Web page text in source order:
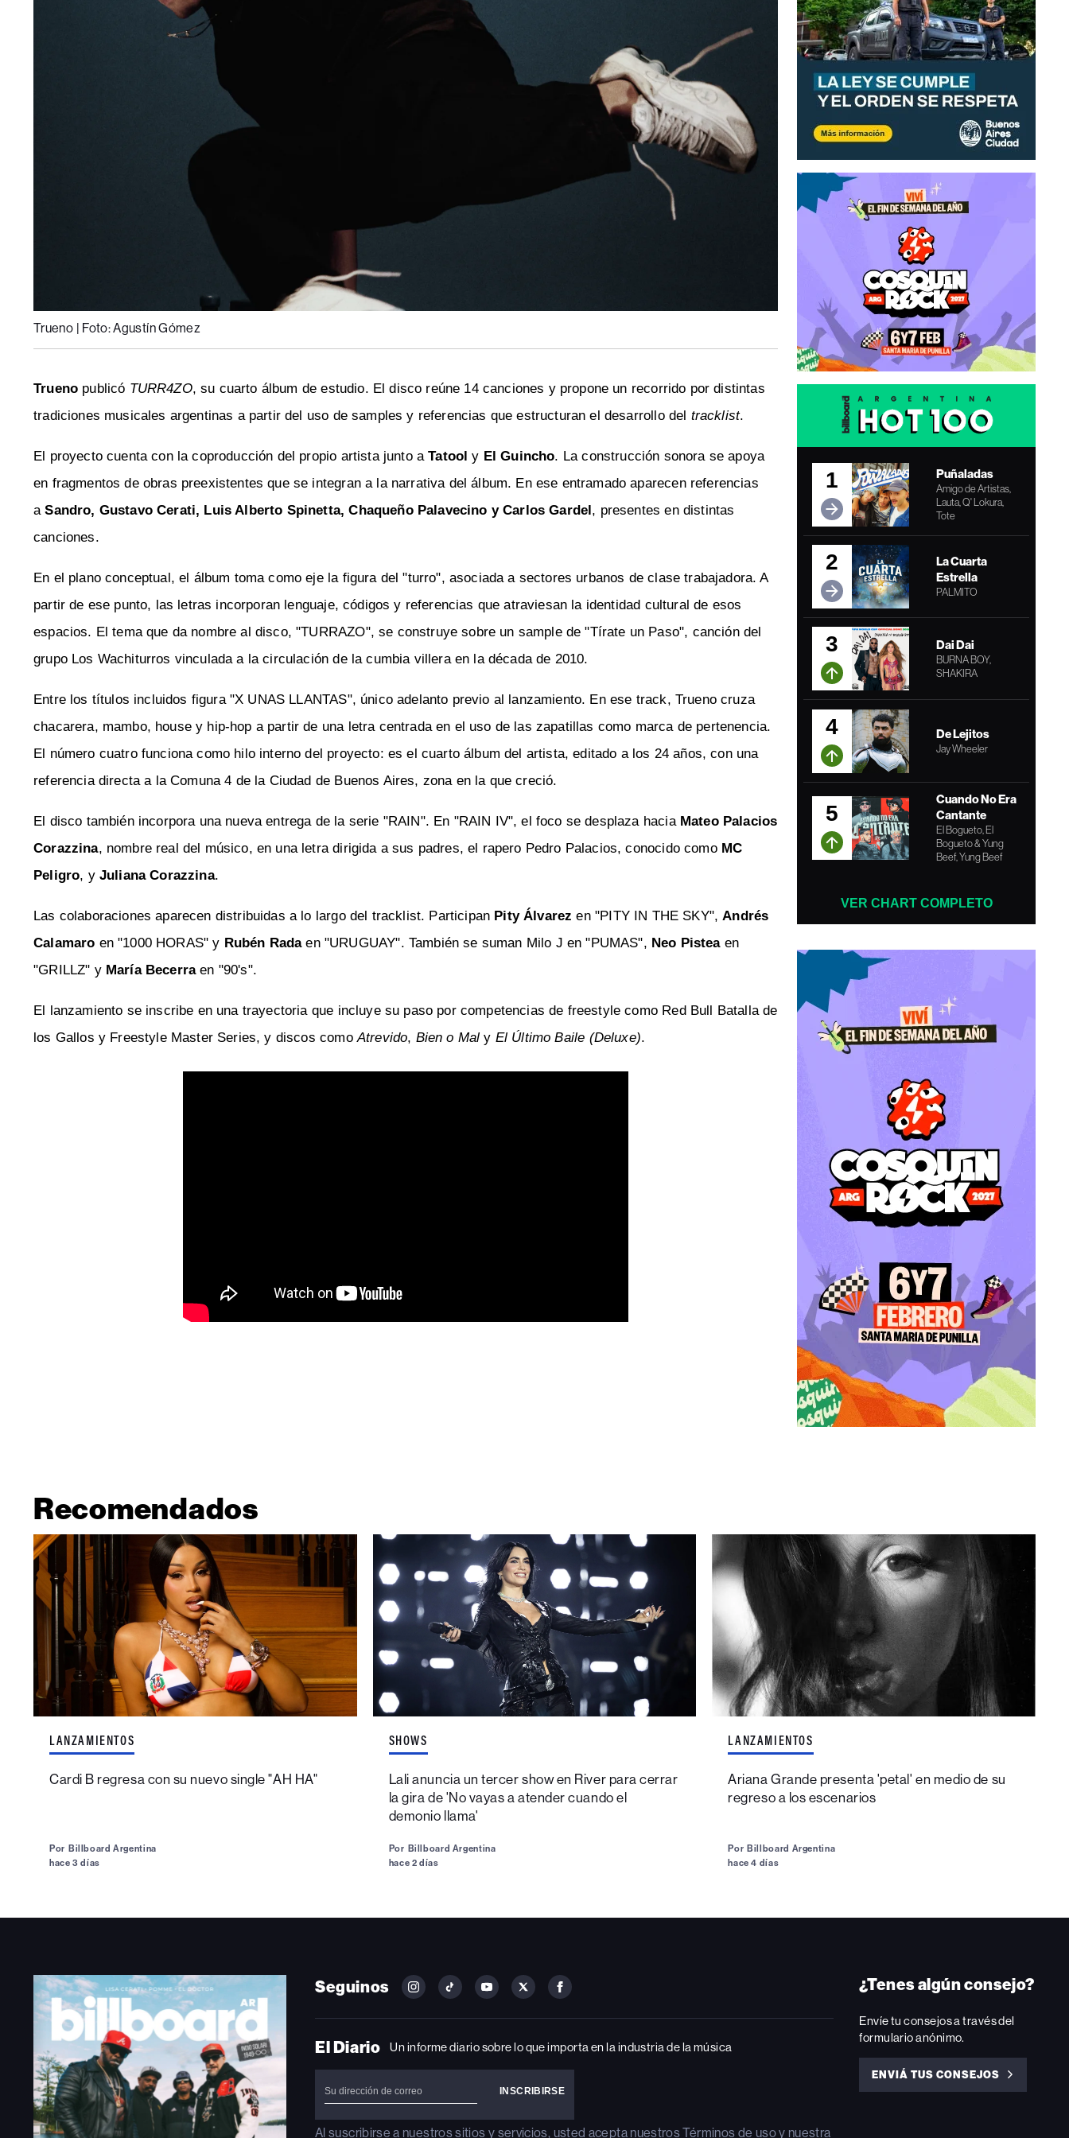
Trueno | Foto: Agustín Gómez
Trueno publicó TURR4ZO, su cuarto álbum de estudio. El disco reúne 14 canciones y propone un recorrido por distintas
tradiciones musicales argentinas a partir del uso de samples y referencias que estructuran el desarrollo del tracklist.
El proyecto cuenta con la coproducción del propio artista junto aTatool y El Guincho. La construcción sonora se apoya
en fragmentos de obras preexistentes que se integran a la narrativa del álbum. En ese entramado aparecen referencias
aSandro, Gustavo Cerati, Luis Alberto Spinetta, Chaqueño Palavecino y Carlos Gardel , presentes en distintas
canciones.
En el plano conceptual, el álbum toma como eje la figura del "turro", asociada a sectores urbanos de clase trabajadora. A
partir de ese punto, las letras incorporan lenguaje, códigos y referencias que atraviesan la identidad cultural de esos
espacios. El tema que da nombre al disco, "TURRAZO", se construye sobre un sample de "Tírate un Paso", canción del
grupo Los Wachiturros vinculada a la circulación de la cumbia villera en la década de 2010.
Entre los títulos incluidos figura "X UNAS LLANTAS", único adelanto previo al lanzamiento. En ese track, Trueno cruza
chacarera, mambo, house y hip-hop a partir de una letra centrada en el uso de las zapatillas como marca de pertenencia.
El número cuatro funciona como hilo interno del proyecto: es el cuarto álbum del artista, editado a los 24 años, con una
referencia directa a la Comuna 4 de la Ciudad de Buenos Aires, zona en la que creció.
El disco también incorpora una nueva entrega de la serie "RAIN". En "RAIN IV", el foco se desplaza hacia Mateo Palacios
Corazzina, nombre real del músico, en una letra dirigida a sus padres, el rapero Pedro Palacios, conocido como MC
Peligro, y Juliana Corazzina.
Las colaboraciones aparecen distribuidas a lo largo del tracklist. Participan Pity Álvarezen "PITY IN THE SKY",Andrés
Calamaro en "1000 HORAS" y Rubén Radaen "URUGUAY". También se suman Milo J en "PUMAS", Neo Pistea en
"GRILLZ" y María Becerraen "90's".
El lanzamiento se inscribe en una trayectoria que incluye su paso por competencias de freestyle como Red Bull Batalla de
los Gallos y Freestyle Master Series, y discos comoAtrevido, Bien o Mal y El Último Baile (Deluxe).
1 Puñaladas
Amigo de Artistas,
Lauta, Q' Lokura,
Tote
2
La Cuarta
Estrella
PALMITO
3 Dai Dai
BURNA BOY,
SHAKIRA
4 De Lejitos
Jay Wheeler
5
Cuando No Era
Cantante
El Bogueto, El
Bogueto & Yung
Beef, Yung Beef
VER CHART COMPLETO
Recomendados
LANZAMIENTOS
Cardi B regresa con su nuevo single "AH HA"
Por Billboard Argentina
hace 3 días
SHOWS
Lali anuncia un tercer show en River para cerrar
la gira de 'No vayas a atender cuando el
demonio llama'
Por Billboard Argentina
hace 2 días
LANZAMIENTOS
Ariana Grande presenta 'petal' en medio de su
regreso a los escenarios
Por Billboard Argentina
hace 4 días
Seguinos
FOLLOW
ON
FOLLOW
ON
FOLLOW
ON
FOLLOW
ON
FOLLOW
ON
El Diario Un informe diario sobre lo que importa en la industria de la música
Al suscribirse a nuestros sitios y servicios, usted acepta nuestrosTérminos de usoy nuestra
¿Tenes algún consejo?
Envíe tu consejos a través del
formulario anónimo.
ENVIÁ TUS CONSEJOS
ENVIÁ